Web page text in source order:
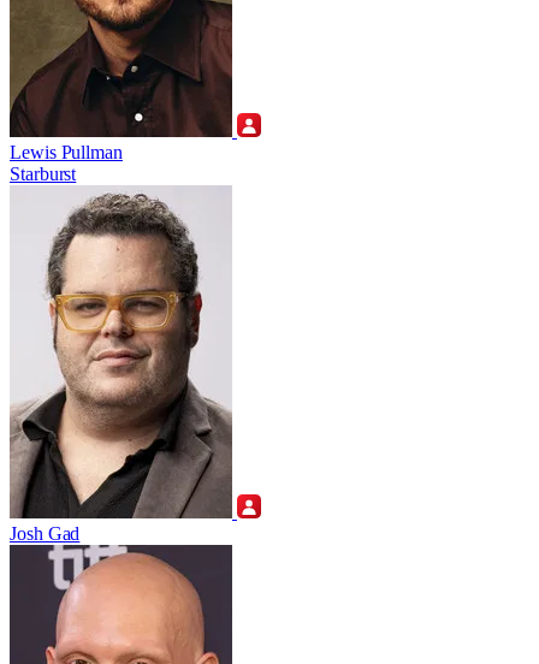
Lewis Pullman
Starburst
Josh Gad